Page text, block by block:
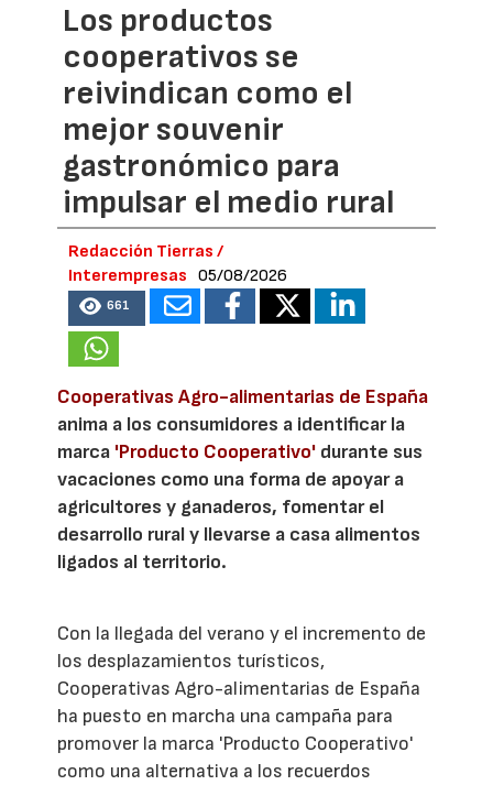
Los productos
cooperativos se
reivindican como el
mejor souvenir
gastronómico para
impulsar el medio rural
Redacción Tierras /
Interempresas
05/08/2026
661
Cooperativas Agro-alimentarias de España
anima a los consumidores a identificar la
marca 'Producto Cooperativo' durante sus
vacaciones como una forma de apoyar a
agricultores y ganaderos, fomentar el
desarrollo rural y llevarse a casa alimentos
ligados al territorio.
Con la llegada del verano y el incremento de
los desplazamientos turísticos,
Cooperativas Agro-alimentarias de España
ha puesto en marcha una campaña para
promover la marca 'Producto Cooperativo'
como una alternativa a los recuerdos